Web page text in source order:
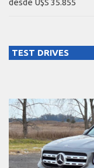
desde U$S 35.855
TEST DRIVES